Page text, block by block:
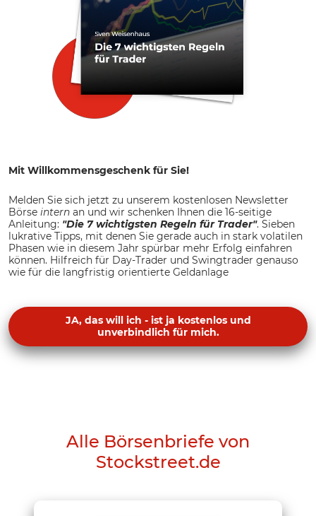
Mit Willkommensgeschenk für Sie!
Melden Sie sich jetzt zu unserem kostenlosen Newsletter
Börse intern an und wir schenken Ihnen die 16-seitige
Anleitung: "Die 7 wichtigsten Regeln für Trader". Sieben
lukrative Tipps, mit denen Sie gerade auch in stark volatilen
Phasen wie in diesem Jahr spürbar mehr Erfolg einfahren
können. Hilfreich für Day-Trader und Swingtrader genauso
wie für die langfristig orientierte Geldanlage
JA, das will ich - ist ja kostenlos und
unverbindlich für mich.
Alle Börsenbriefe von
Stockstreet.de